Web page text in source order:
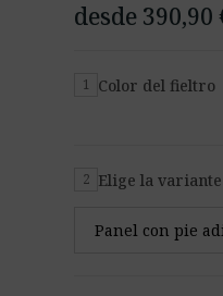
desde 390,90
1 Color del fieltro
2 Elige la variante
Panel con pie